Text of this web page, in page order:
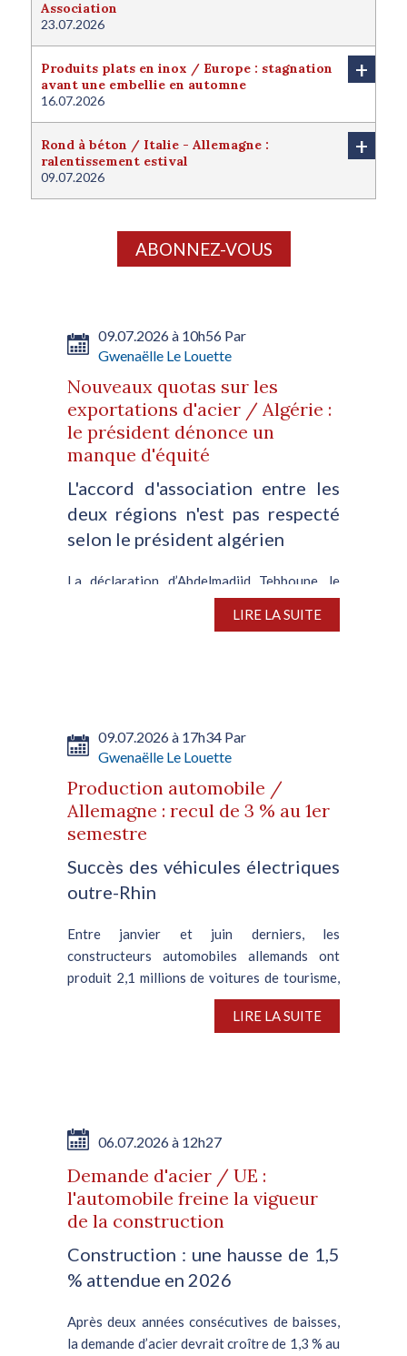
Association
23.07.2026
Produits plats en inox / Europe : stagnation
avant une embellie en automne
16.07.2026
+
Rond à béton / Italie - Allemagne :
ralentissement estival
09.07.2026
+
ABONNEZ-VOUS
09.07.2026 à 10h56 Par
Gwenaëlle Le Louette
Nouveaux quotas sur les
exportations d'acier / Algérie :
le président dénonce un
manque d'équité
L'accord d'association entre les
deux régions n'est pas respecté
selon le président algérien
La déclaration d’Abdelmadjid Tebboune, le
président de la République algérienne,
concernant les nouveaux quotas sur les
LIRE LA SUITE
09.07.2026 à 17h34 Par
Gwenaëlle Le Louette
Production automobile /
Allemagne : recul de 3 % au 1er
semestre
Succès des véhicules électriques
outre-Rhin
Entre janvier et juin derniers, les
constructeurs automobiles allemands ont
produit 2,1 millions de voitures de tourisme,
soit une contraction de 3 % en glissement
annuel, d’après VDA, l’association nationale
LIRE LA SUITE
06.07.2026 à 12h27
Demande d'acier / UE :
l'automobile freine la vigueur
de la construction
Construction : une hausse de 1,5
% attendue en 2026
Après deux années consécutives de baisses,
la demande d’acier devrait croître de 1,3 % au